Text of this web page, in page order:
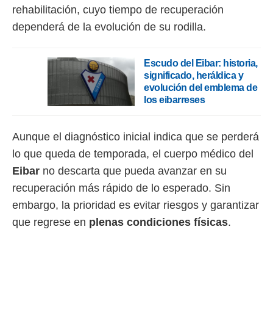
acceder a
web a
únicos
similares
como
sitio
IP
de
rehabilitación, cuyo tiempo de recuperación
dependerá de la evolución de su rodilla.
Escudo del Eibar: historia,
significado, heráldica y
evolución del emblema de
los eibarreses
Aunque el diagnóstico inicial indica que se perderá
lo que queda de temporada, el cuerpo médico del
Eibar no descarta que pueda avanzar en su
recuperación más rápido de lo esperado. Sin
embargo, la prioridad es evitar riesgos y garantizar
que regrese en plenas condiciones físicas.